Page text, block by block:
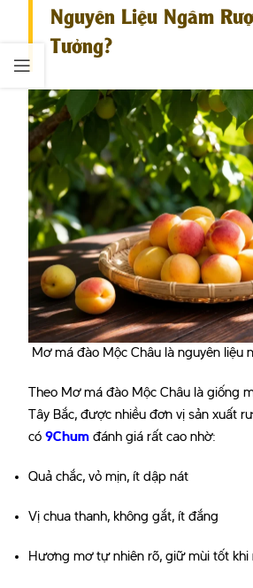
Nguyên Liệu Ngâm
Tưởng?
Mơ má đào Mộc Châu là nguyên liệu
Theo Mơ má đào Mộc Châu là giống
Tây Bắc, được nhiều đơn vị sản xuất
có 9Chum đánh giá rất cao nhờ:
Quả chắc, vỏ mịn, ít dập nát
Vị chua thanh, không gắt, ít đắng
Hương mơ tự nhiên rõ, giữ mùi tốt khi